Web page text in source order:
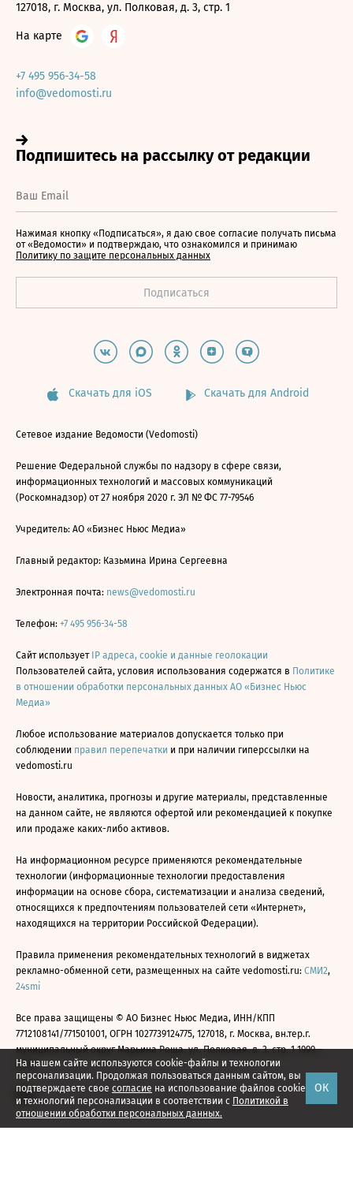
На нашем сайте используются cookie-файлы и технологии
персонализации. Продолжая пользоваться данным сайтом, вы
подтверждаете свое согласие на использование файлов cookie
и технологий персонализации в соответствии с Политикой в
отношении обработки персональных данных.
ОК
127018, г. Москва, ул. Полковая, д. 3, стр. 1
На карте
+7 495 956-34-58
info@vedomosti.ru
Нажимая кнопку «Подписаться», я даю свое согласие получать письма
от «Ведомости» и подтверждаю, что ознакомился и принимаю
Политику по защите персональных данных
Скачать для iOS Скачать для Android
Сетевое издание Ведомости (Vedomosti)
Решение Федеральной службы по надзору в сфере связи,
информационных технологий и массовых коммуникаций
(Роскомнадзор) от 27 ноября 2020 г. ЭЛ № ФС 77-79546
Учредитель: АО «Бизнес Ньюс Медиа»
Главный редактор: Казьмина Ирина Сергеевна
Электронная почта: news@vedomosti.ru
Телефон: +7 495 956-34-58
Сайт использует IP адреса, cookie и данные геолокации
Пользователей сайта, условия использования содержатся в Политике
в отношении обработки персональных данных АО «Бизнес Ньюс
Медиа»
Любое использование материалов допускается только при
соблюдении правил перепечатки и при наличии гиперссылки на
vedomosti.ru
Новости, аналитика, прогнозы и другие материалы, представленные
на данном сайте, не являются офертой или рекомендацией к покупке
или продаже каких-либо активов.
На информационном ресурсе применяются рекомендательные
технологии (информационные технологии предоставления
информации на основе сбора, систематизации и анализа сведений,
относящихся к предпочтениям пользователей сети «Интернет»,
находящихся на территории Российской Федерации).
Правила применения рекомендательных технологий в виджетах
рекламно-обменной сети, размещенных на сайте vedomosti.ru: СМИ2,
24smi
Все права защищены © АО Бизнес Ньюс Медиа, ИНН/КПП
7712108141/771501001, ОГРН 1027739124775, 127018, г. Москва, вн.тер.г.
муниципальный округ Марьина Роща, ул. Полковая, д. 3, стр. 1 1999—
2026